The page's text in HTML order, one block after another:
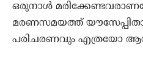
ഒരുനാള്‍
മരണസമയത്ത്
പരിചരണവും എത്രയോ